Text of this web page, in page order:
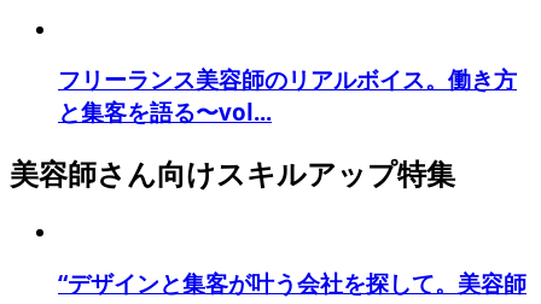
フリーランス美容師のリアルボイス。働き方
と集客を語る〜vol...
美容師さん向けスキルアップ特集
“デザインと集客が叶う会社を探して。美容師